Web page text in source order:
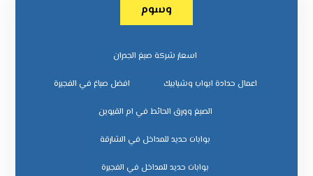
وسوم
اسعار شركة صبغ الجدران
اعمال حدادة ابواب وشبابيك افضل صباغ في الفجيرة
الصبغ وورق الحائط في ام القيوين
بوابات حديد للمداخل في الشارقة
بوابات حديد للمداخل في الفجيرة